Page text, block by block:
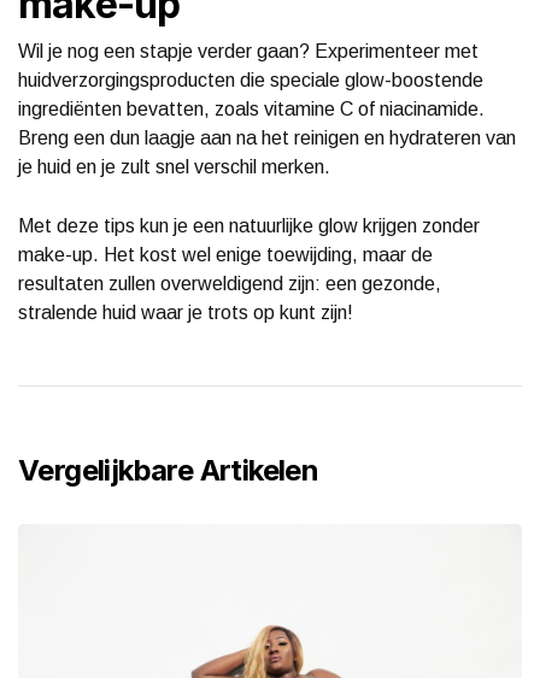
Wil je nog een stapje verder gaan? Experimenteer met
huidverzorgingsproducten die speciale glow-boostende
ingrediënten bevatten, zoals vitamine C of niacinamide.
Breng een dun laagje aan na het reinigen en hydrateren van
je huid en je zult snel verschil merken.
Met deze tips kun je een natuurlijke glow krijgen zonder
make-up. Het kost wel enige toewijding, maar de
resultaten zullen overweldigend zijn: een gezonde,
stralende huid waar je trots op kunt zijn!
Vergelijkbare Artikelen